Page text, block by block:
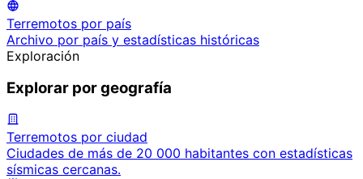
Terremotos por país
Archivo por país y estadísticas históricas
Exploración
Explorar por geografía
Terremotos por ciudad
Ciudades de más de 20 000 habitantes con estadísticas
sísmicas cercanas.